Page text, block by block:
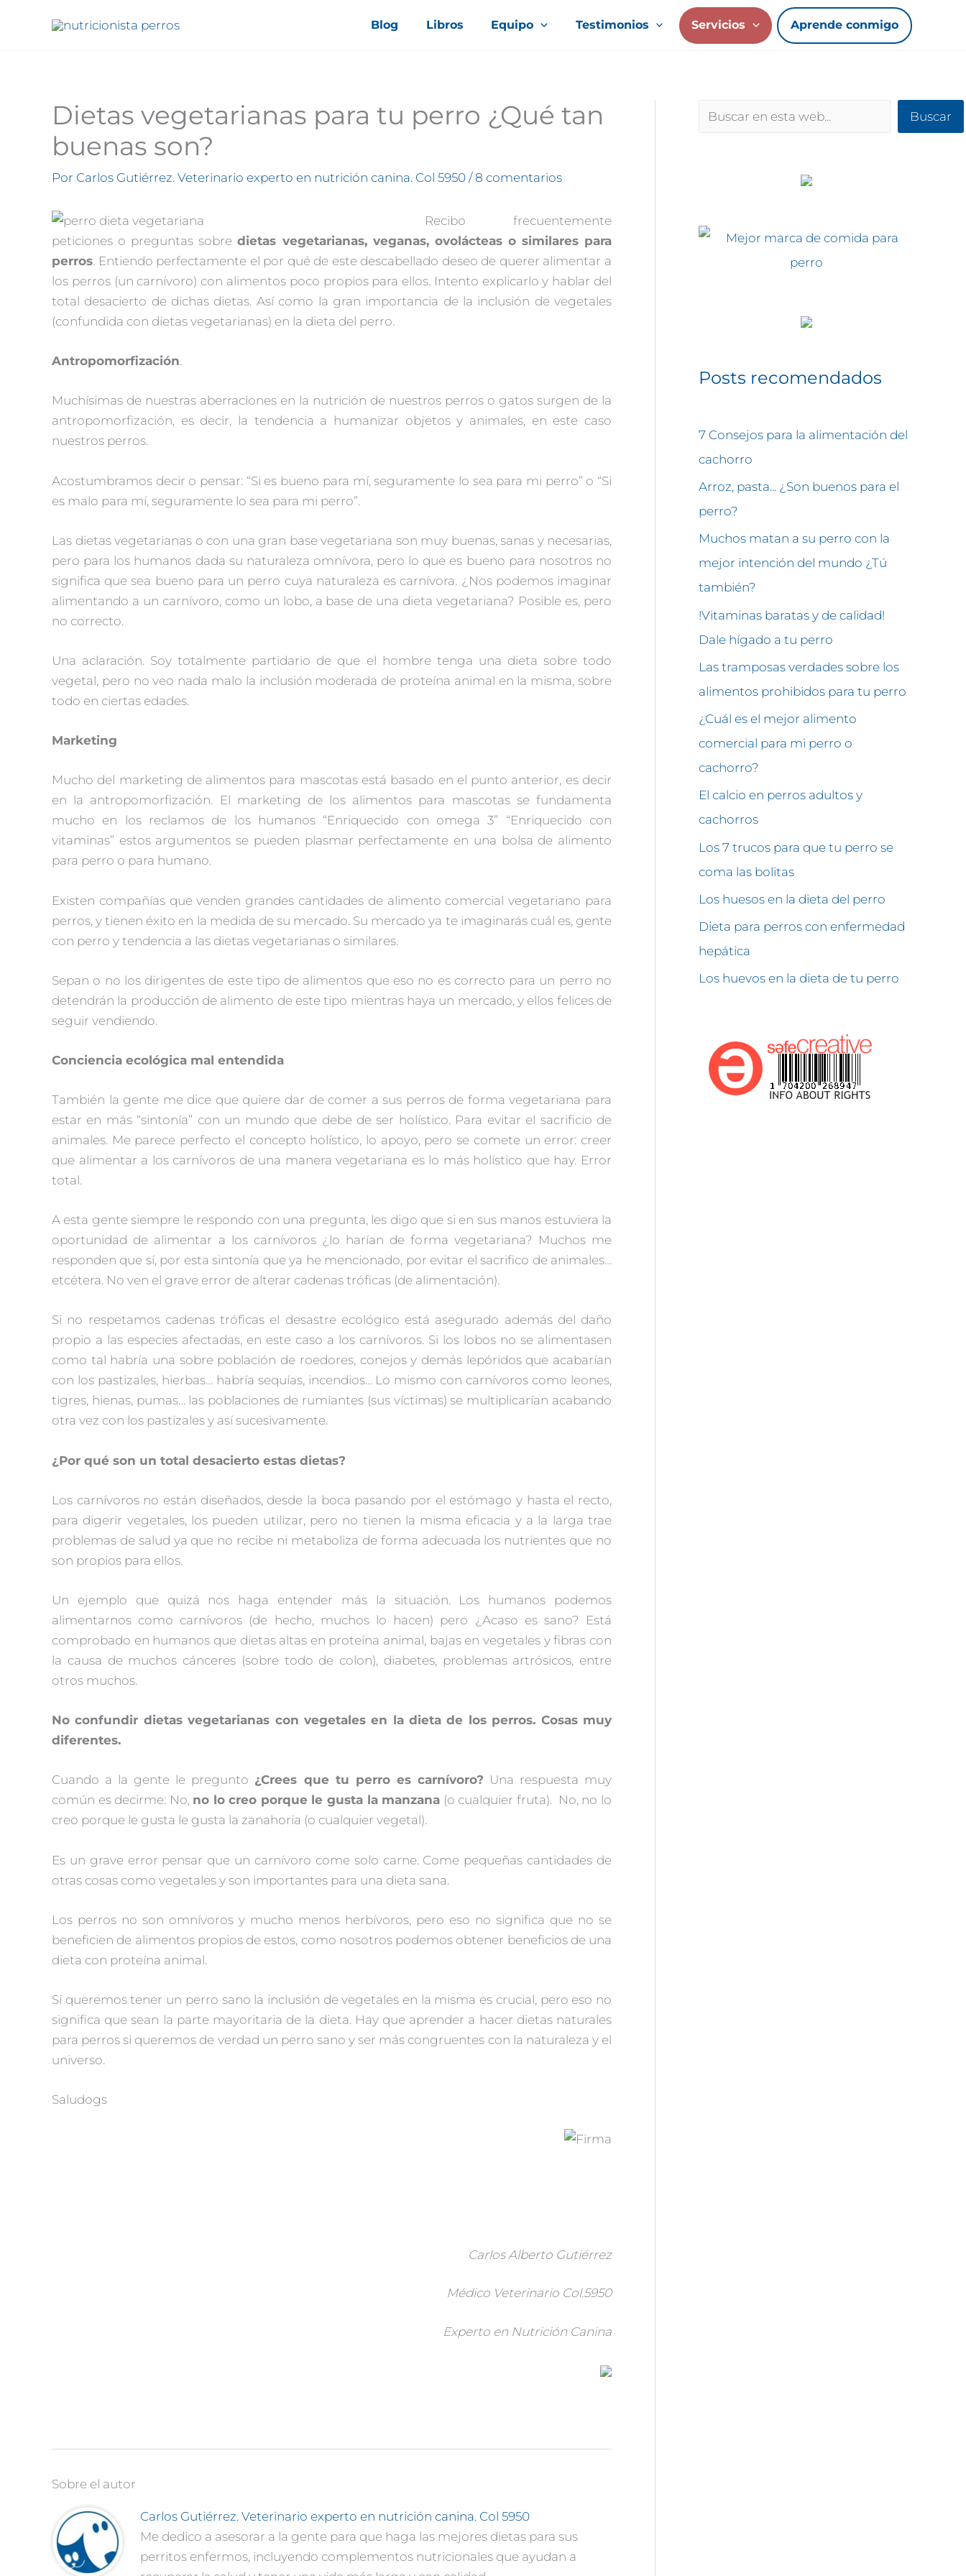
Blog Libros Equipo Testimonios Servicios Aprende conmigo
Dietas vegetarianas para tu perro ¿Qué tan
buenas son?
Por Carlos Gutiérrez. Veterinario experto en nutrición canina. Col 5950 /8 comentarios
Recibo frecuentemente
peticiones o preguntas sobredietas vegetarianas, veganas, ovolácteas o similares para
perros. Entiendo perfectamente el por qué de este descabellado deseo de querer alimentar a
los perros (un carnívoro) con alimentos poco propios para ellos. Intento explicarlo y hablar del
total desacierto de dichas dietas. Así como la gran importancia de la inclusión de vegetales
(confundida con dietas vegetarianas) en la dieta del perro.
Antropomorfización.
Muchísimas de nuestras aberraciones en la nutrición de nuestros perros o gatos surgen de la
antropomorfización, es decir, la tendencia a humanizar objetos y animales, en este caso
nuestros perros.
Acostumbramos decir o pensar: “Si es bueno para mí, seguramente lo sea para mi perro” o “Si
es malo para mí, seguramente lo sea para mi perro”.
Las dietas vegetarianas o con una gran base vegetariana son muy buenas, sanas y necesarias,
pero para los humanos dada su naturaleza omnívora, pero lo que es bueno para nosotros no
significa que sea bueno para un perro cuya naturaleza es carnívora. ¿Nos podemos imaginar
alimentando a un carnívoro, como un lobo, a base de una dieta vegetariana? Posible es, pero
no correcto.
Una aclaración. Soy totalmente partidario de que el hombre tenga una dieta sobre todo
vegetal, pero no veo nada malo la inclusión moderada de proteína animal en la misma, sobre
todo en ciertas edades.
Marketing
Mucho del marketing de alimentos para mascotas está basado en el punto anterior, es decir
en la antropomorfización. El marketing de los alimentos para mascotas se fundamenta
mucho en los reclamos de los humanos “Enriquecido con omega 3” “Enriquecido con
vitaminas” estos argumentos se pueden plasmar perfectamente en una bolsa de alimento
para perro o para humano.
Existen compañías que venden grandes cantidades de alimento comercial vegetariano para
perros, y tienen éxito en la medida de su mercado. Su mercado ya te imaginarás cuál es, gente
con perro y tendencia a las dietas vegetarianas o similares.
Sepan o no los dirigentes de este tipo de alimentos que eso no es correcto para un perro no
detendrán la producción de alimento de este tipo mientras haya un mercado, y ellos felices de
seguir vendiendo.
Conciencia ecológica mal entendida
También la gente me dice que quiere dar de comer a sus perros de forma vegetariana para
estar en más “sintonía” con un mundo que debe de ser holístico. Para evitar el sacrificio de
animales. Me parece perfecto el concepto holístico, lo apoyo, pero se comete un error: creer
que alimentar a los carnívoros de una manera vegetariana es lo más holístico que hay. Error
total.
A esta gente siempre le respondo con una pregunta, les digo que si en sus manos estuviera la
oportunidad de alimentar a los carnívoros ¿lo harían de forma vegetariana? Muchos me
responden que sí, por esta sintonía que ya he mencionado, por evitar el sacrifico de animales…
etcétera. No ven el grave error de alterar cadenas tróficas (de alimentación).
Si no respetamos cadenas tróficas el desastre ecológico está asegurado además del daño
propio a las especies afectadas, en este caso a los carnívoros. Si los lobos no se alimentasen
como tal habría una sobre población de roedores, conejos y demás lepóridos que acabarían
con los pastizales, hierbas… habría sequías, incendios… Lo mismo con carnívoros como leones,
tigres, hienas, pumas… las poblaciones de rumiantes (sus víctimas) se multiplicarían acabando
otra vez con los pastizales y así sucesivamente.
¿Por qué son un total desacierto estas dietas?
Los carnívoros no están diseñados, desde la boca pasando por el estómago y hasta el recto,
para digerir vegetales, los pueden utilizar, pero no tienen la misma eficacia y a la larga trae
problemas de salud ya que no recibe ni metaboliza de forma adecuada los nutrientes que no
son propios para ellos.
Un ejemplo que quizá nos haga entender más la situación. Los humanos podemos
alimentarnos como carnívoros (de hecho, muchos lo hacen) pero ¿Acaso es sano? Está
comprobado en humanos que dietas altas en proteína animal, bajas en vegetales y fibras con
la causa de muchos cánceres (sobre todo de colon), diabetes, problemas artrósicos, entre
otros muchos.
No confundir dietas vegetarianas con vegetales en la dieta de los perros. Cosas muy
diferentes.
Cuando a la gente le pregunto ¿Crees que tu perro es carnívoro? Una respuesta muy
común es decirme: No, no lo creo porque le gusta la manzana (o cualquier fruta). No, no lo
creo porque le gusta le gusta la zanahoria (o cualquier vegetal).
Es un grave error pensar que un carnívoro come solo carne. Come pequeñas cantidades de
otras cosas como vegetales y son importantes para una dieta sana.
Los perros no son omnívoros y mucho menos herbívoros, pero eso no significa que no se
beneficien de alimentos propios de estos, como nosotros podemos obtener beneficios de una
dieta con proteína animal.
Si queremos tener un perro sano la inclusión de vegetales en la misma es crucial, pero eso no
significa que sean la parte mayoritaria de la dieta. Hay que aprender a hacer dietas naturales
para perros si queremos de verdad un perro sano y ser más congruentes con la naturaleza y el
universo.
Saludogs
Carlos Alberto Gutiérrez
Médico Veterinario Col.5950
Experto en Nutrición Canina
Sobre el autor
Carlos Gutiérrez. Veterinario experto en nutrición canina. Col 5950
Me dedico a asesorar a la gente para que haga las mejores dietas para sus
perritos enfermos, incluyendo complementos nutricionales que ayudan a
Buscar Buscar
Posts recomendados
7 Consejos para la alimentación del
cachorro
Arroz, pasta... ¿Son buenos para el
perro?
Muchos matan a su perro con la
mejor intención del mundo ¿Tú
también?
!Vitaminas baratas y de calidad!
Dale hígado a tu perro
Las tramposas verdades sobre los
alimentos prohibidos para tu perro
¿Cuál es el mejor alimento
comercial para mi perro o
cachorro?
El calcio en perros adultos y
cachorros
Los 7 trucos para que tu perro se
coma las bolitas
Los huesos en la dieta del perro
Dieta para perros con enfermedad
hepática
Los huevos en la dieta de tu perro